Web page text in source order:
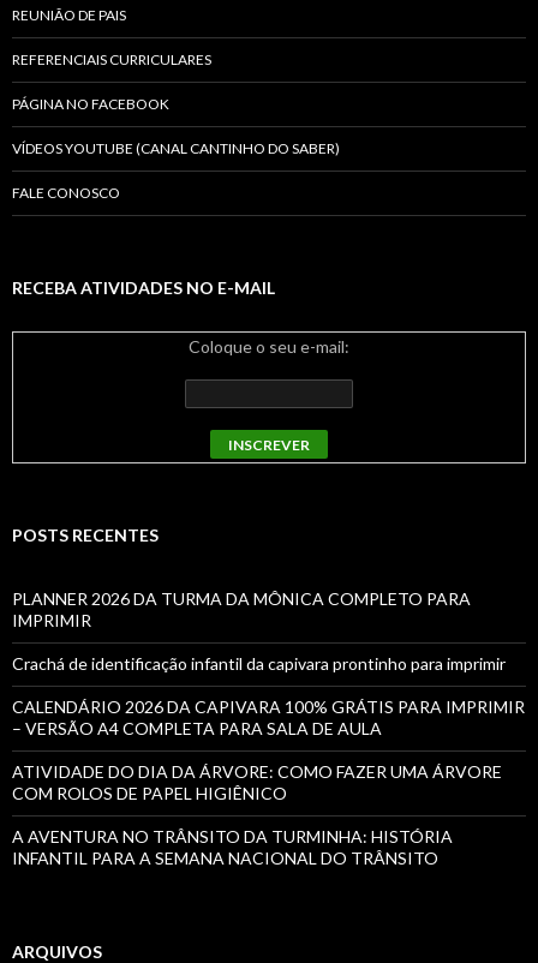
REUNIÃO DE PAIS
REFERENCIAIS CURRICULARES
PÁGINA NO FACEBOOK
VÍDEOS YOUTUBE (CANAL CANTINHO DO SABER)
FALE CONOSCO
RECEBA ATIVIDADES NO E-MAIL
Coloque o seu e-mail:
POSTS RECENTES
PLANNER 2026 DA TURMA DA MÔNICA COMPLETO PARA
IMPRIMIR
Crachá de identificação infantil da capivara prontinho para imprimir
CALENDÁRIO 2026 DA CAPIVARA 100% GRÁTIS PARA IMPRIMIR
– VERSÃO A4 COMPLETA PARA SALA DE AULA
ATIVIDADE DO DIA DA ÁRVORE: COMO FAZER UMA ÁRVORE
COM ROLOS DE PAPEL HIGIÊNICO
A AVENTURA NO TRÂNSITO DA TURMINHA: HISTÓRIA
INFANTIL PARA A SEMANA NACIONAL DO TRÂNSITO
ARQUIVOS